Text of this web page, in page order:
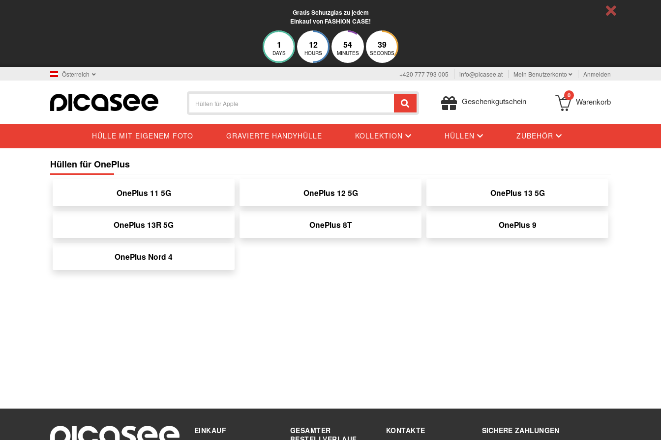
Gratis Schutzglas zu jedem
Einkauf von FASHION CASE!
1
DAYS
12
HOURS
54
MINUTES
38
SECONDS
Österreich +420 777 793 005 info@picasee.at Mein Benutzerkonto Anmelden
Geschenkgutschein
0
Warenkorb
HÜLLE MIT EIGENEM FOTO GRAVIERTE HANDYHÜLLE KOLLEKTION HÜLLEN ZUBEHÖR
Hüllen für OnePlus
OnePlus 11 5G OnePlus 12 5G OnePlus 13 5G
OnePlus 13R 5G OnePlus 8T OnePlus 9
OnePlus Nord 4
SICHERE ZAHLUNGEN
EINKAUF
GESAMTER
KONTAKTE